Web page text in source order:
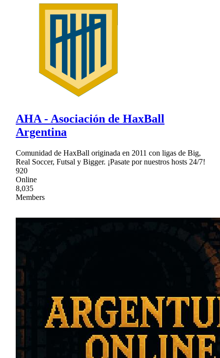
AHA - Asociación de HaxBall
Argentina
Comunidad de HaxBall originada en 2011 con ligas de Big,
Real Soccer, Futsal y Bigger. ¡Pasate por nuestros hosts 24/7!
920
Online
8,035
Members